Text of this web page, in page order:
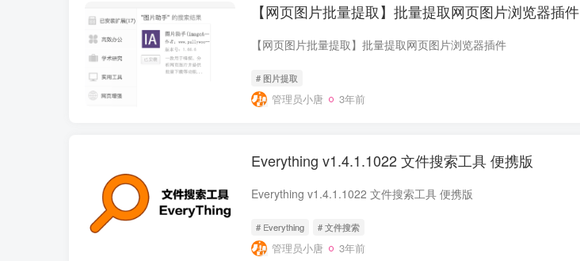
【网页图片批量提取】批量提取网页图片浏览器插件
【网页图片批量提取】批量提取网页图片浏览器插件
# 图片提取
管理员小唐 3年前
Everything v1.4.1.1022 文件搜索工具 便携版
Everything v1.4.1.1022 文件搜索工具 便携版
# Everything # 文件搜索
管理员小唐 3年前